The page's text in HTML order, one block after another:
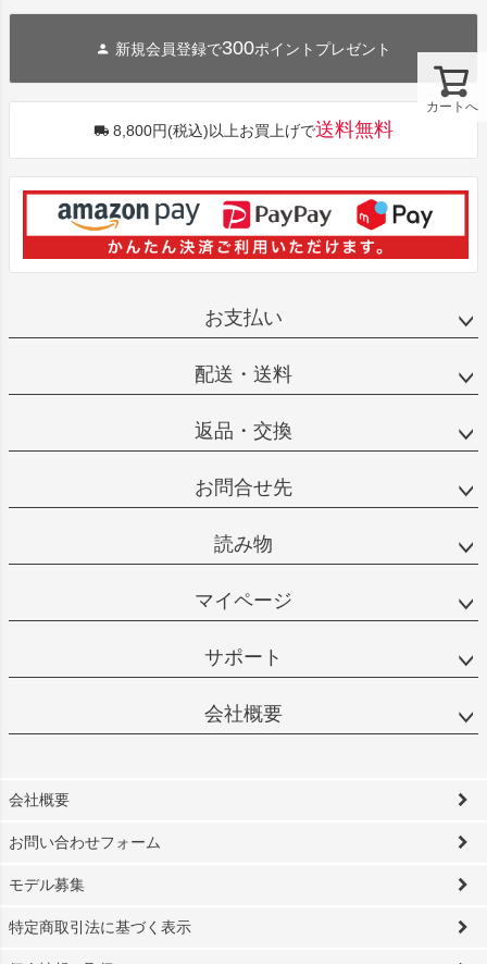
カートへ
新規会員登録で300ポイントプレゼント
8,800円(税込)以上お買上げで送料無料
お支払い
配送・送料
返品・交換
お問合せ先
読み物
マイページ
サポート
会社概要
会社概要
お問い合わせフォーム
モデル募集
特定商取引法に基づく表示